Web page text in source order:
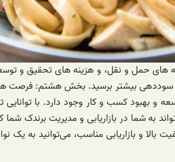
حمل و نقل، و هزینه های تحقیق و
سوددهی بیشتر برسید. بخش هشتم: فرصت
و بهبود کسب و کار وجود دارد. با
به شما در بازاریابی و مدیریت برندک
و بازاریابی مناسب، می‌توانید به یک